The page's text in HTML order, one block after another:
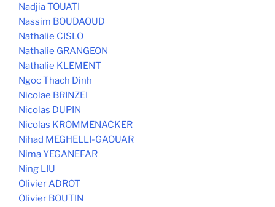
Nadjia TOUATI
Nassim BOUDAOUD
Nathalie CISLO
Nathalie GRANGEON
Nathalie KLEMENT
Ngoc Thach Dinh
Nicolae BRINZEI
Nicolas DUPIN
Nicolas KROMMENACKER
Nihad MEGHELLI-GAOUAR
Nima YEGANEFAR
Ning LIU
Olivier ADROT
Olivier BOUTIN